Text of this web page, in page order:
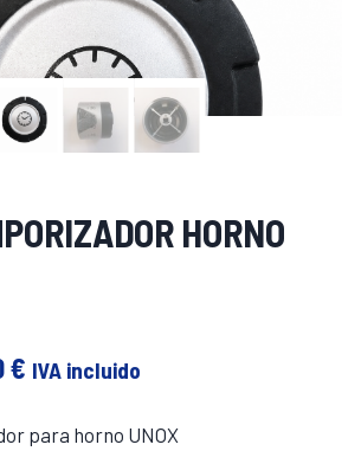
HORNO
€ El
IVA incluido
para horno UNOX